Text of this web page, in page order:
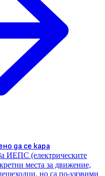
да се кара
ИЕПС (електрическите
места за движение,
но са по-уязвими